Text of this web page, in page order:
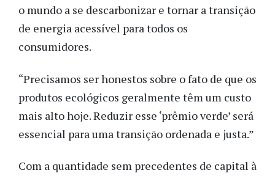
o mundo a se descarbonizar e tornar a transição
de energia acessível para todos os
consumidores.
“Precisamos ser honestos sobre o fato de que os
produtos ecológicos geralmente têm um custo
mais alto hoje. Reduzir esse ‘prêmio verde’ será
essencial para uma transição ordenada e justa.”
Com a quantidade sem precedentes de capital à